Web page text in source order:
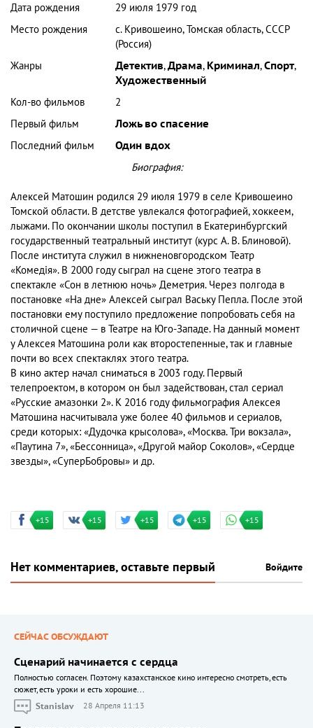
Дата рождения
29 июля 1979 год
Место рождения
с. Кривошеино, Томская область, СССР
(Россия)
Жанры
Детектив,Драма, Криминал,Спорт,
Художественный
Кол-во фильмов
2
Первый фильм
Ложь во спасение
Последний фильм
Один вдох
Биография:
Алексей Матошин родился 29 июля 1979 в селе Кривошеино
Томской области. В детстве увлекался фотографией, хоккеем,
лыжами. По окончании школы поступил в Екатеринбургский
государственный театральный институт (курс А. В. Блиновой).
После института служил в нижненовгородском Театр
«Комедія». В 2000 году сыграл на сцене этого театра в
спектакле «Сон в летнюю ночь» Деметрия. Через полгода в
постановке «На дне» Алексей сыграл Ваську Пепла. После этой
постановки ему поступило предложение попробовать себя на
столичной сцене — в Театре на Юго-Западе. На данный момент
у Алексея Матошина роли как второстепенные, так и главные
почти во всех спектаклях этого театра.
В кино актер начал сниматься в 2003 году. Первый
телепроектом, в котором он был задействован, стал сериал
«Русские амазонки 2». К 2016 году фильмография Алексея
Матошина насчитывала уже более 40 фильмов и сериалов,
среди которых: «Дудочка крысолова», «Москва. Три вокзала»,
«Паутина 7», «Бессонница», «Другой майор Соколов», «Сердце
звезды», «СуперБобровы» и др.
+15 +15 +15 +15 +15
Нет комментариев, оставьте первый Войдите
СЕЙЧАС ОБСУЖДАЮТ
Сценарий начинается с сердца
Полностью согласен. Поэтому казахстанское кино интересно смотреть, есть
сюжет, есть уроки и есть хорошие...
Stanislav
28 Апреля 11:13